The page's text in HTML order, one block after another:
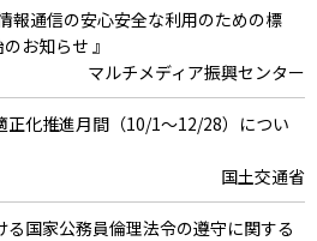
のご挨拶 』
情報通信エンジニアリング協会
更について 』
情報通信エンジニアリング協会
Raisers編集企画会議事務局
報通信の安心安全な利用のための標
お知らせ 』
マルチメディア振興センター
正化推進月間（10/1～12/28）につい
国土交通省
る国家公務員倫理法令の遵守に関する